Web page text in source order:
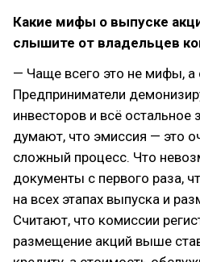
Какие мифы о выпуске
слышите от владельцев
— Чаще всего это не мифы, а
Предприниматели
инвесторов и всё остальное
думают, что эмиссия — это
сложный процесс. Что
документы с первого раза,
на всех этапах выпуска и
Считают, что комиссии
размещение акций выше